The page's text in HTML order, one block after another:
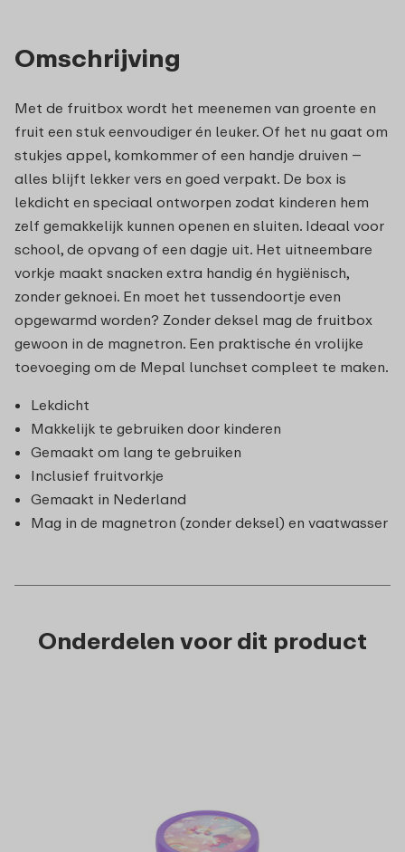
Omschrijving
Met de fruitbox wordt het meenemen van groente en
fruit een stuk eenvoudiger én leuker. Of het nu gaat om
stukjes appel, komkommer of een handje druiven –
alles blijft lekker vers en goed verpakt. De box is
lekdicht en speciaal ontworpen zodat kinderen hem
zelf gemakkelijk kunnen openen en sluiten. Ideaal voor
school, de opvang of een dagje uit. Het uitneembare
vorkje maakt snacken extra handig én hygiënisch,
zonder geknoei. En moet het tussendoortje even
opgewarmd worden? Zonder deksel mag de fruitbox
gewoon in de magnetron. Een praktische én vrolijke
toevoeging om de Mepal lunchset compleet te maken.
Lekdicht
Makkelijk te gebruiken door kinderen
Gemaakt om lang te gebruiken
Inclusief fruitvorkje
Gemaakt in Nederland
Mag in de magnetron (zonder deksel) en vaatwasser
Onderdelen voor dit product